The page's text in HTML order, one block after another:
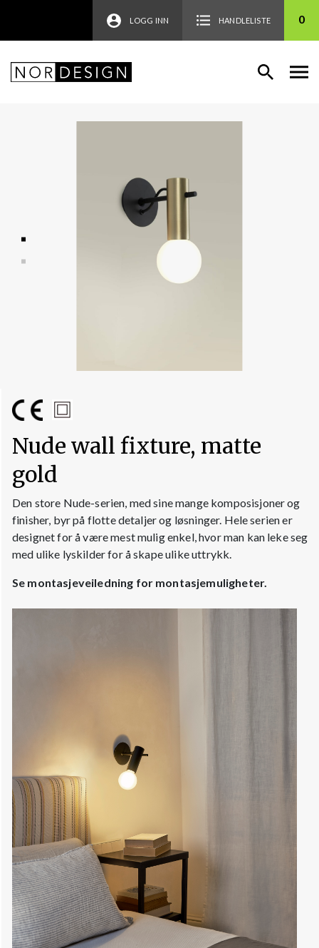
LOGG INN HANDLELISTE 0
Nude wall fixture, matte
gold
Den store Nude-serien, med sine mange komposisjoner og
finisher, byr på flotte detaljer og løsninger. Hele serien er
designet for å være mest mulig enkel, hvor man kan leke seg
med ulike lyskilder for å skape ulike uttrykk.
Se montasjeveiledning for montasjemuligheter.